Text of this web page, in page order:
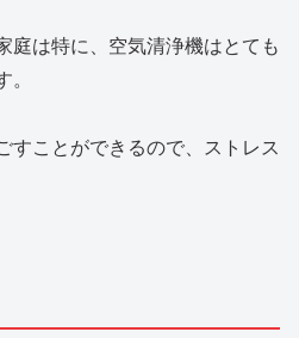
庭は特に、空気清浄機はとても
。
すことができるので、ストレス